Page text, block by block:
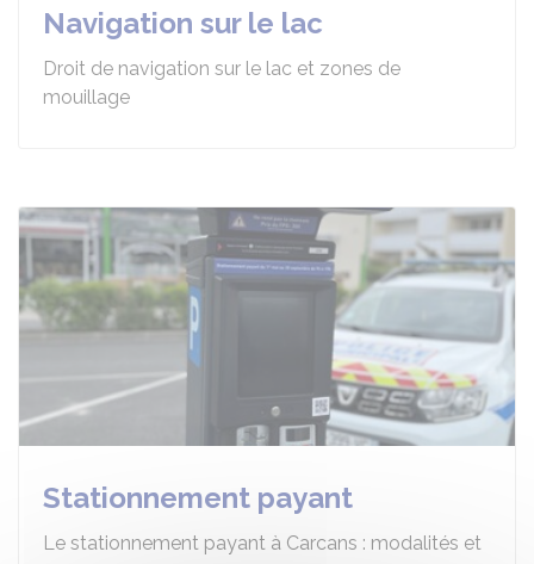
Navigation sur le lac
Droit de navigation sur le lac et zones de
mouillage
Stationnement payant
Le stationnement payant à Carcans : modalités et